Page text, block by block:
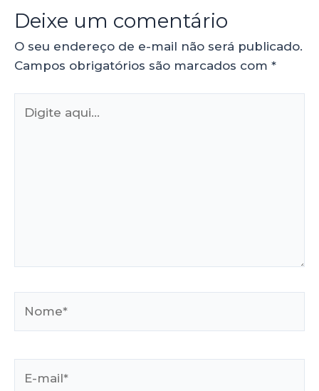
Deixe um comentário
O seu endereço de e-mail não será publicado.
Campos obrigatórios são marcados com *